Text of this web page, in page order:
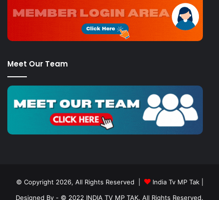
Meet Our Team
© Copyright 2026, All Rights Reserved | India Tv MP Tak|
Designed By - © 2022 INDIA TV MP TAK. All Rights Reserved.